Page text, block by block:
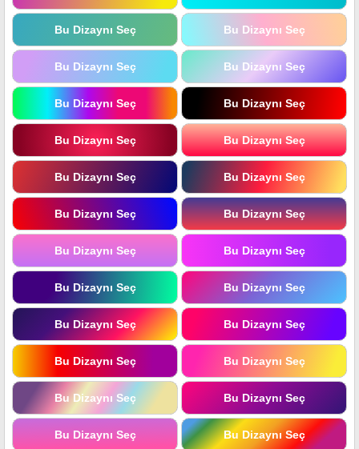
Bu Dizaynı Seç Bu Dizaynı Seç
Bu Dizaynı Seç Bu Dizaynı Seç
Bu Dizaynı Seç Bu Dizaynı Seç
Bu Dizaynı Seç Bu Dizaynı Seç
Bu Dizaynı Seç Bu Dizaynı Seç
Bu Dizaynı Seç Bu Dizaynı Seç
Bu Dizaynı Seç Bu Dizaynı Seç
Bu Dizaynı Seç Bu Dizaynı Seç
Bu Dizaynı Seç Bu Dizaynı Seç
Bu Dizaynı Seç Bu Dizaynı Seç
Bu Dizaynı Seç Bu Dizaynı Seç
Bu Dizaynı Seç Bu Dizaynı Seç